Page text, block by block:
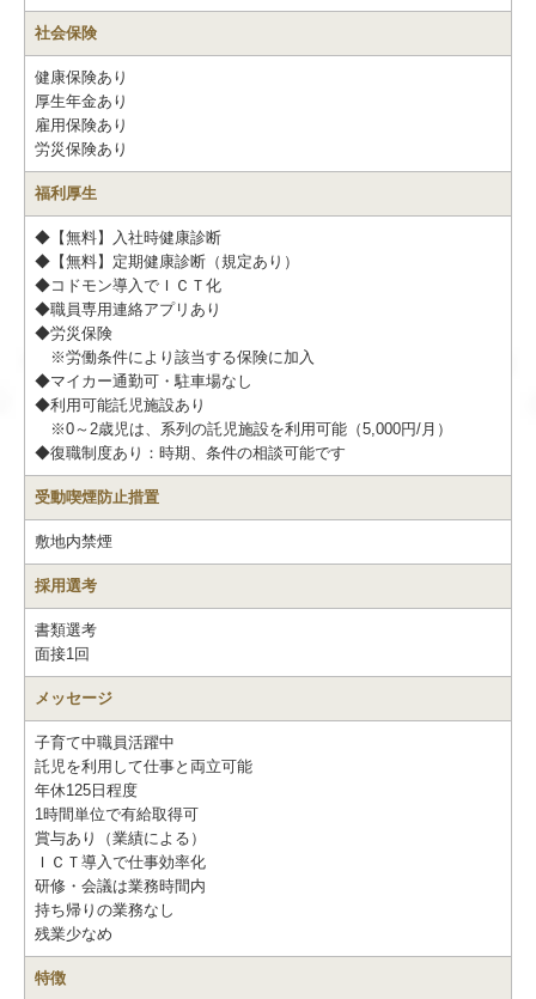
社会保険
健康保険あり
厚生年金あり
雇用保険あり
労災保険あり
福利厚生
◆【無料】入社時健康診断
◆【無料】定期健康診断（規定あり）
◆コドモン導入でＩＣＴ化
◆職員専用連絡アプリあり
◆労災保険
※労働条件により該当する保険に加入
◆マイカー通勤可・駐車場なし
◆利用可能託児施設あり
※0～2歳児は、系列の託児施設を利用可能（5,000円/月）
◆復職制度あり：時期、条件の相談可能です
受動喫煙防止措置
敷地内禁煙
採用選考
書類選考
面接1回
メッセージ
子育て中職員活躍中
託児を利用して仕事と両立可能
年休125日程度
1時間単位で有給取得可
賞与あり（業績による）
ＩＣＴ導入で仕事効率化
研修・会議は業務時間内
持ち帰りの業務なし
残業少なめ
特徴